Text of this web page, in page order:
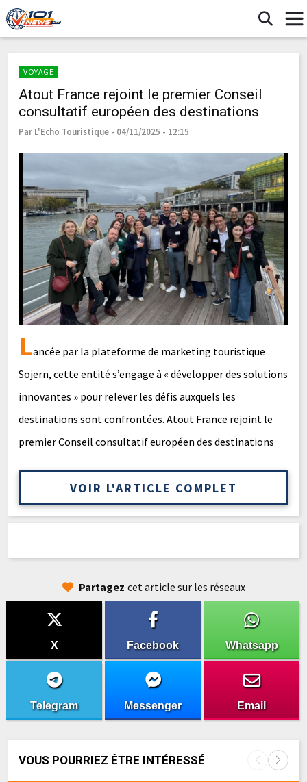
VOYAGE
Atout France rejoint le premier Conseil
consultatif européen des destinations
Par L'Echo Touristique - 04/11/2025 - 12:15
Lancée par la plateforme de marketing touristique
Sojern, cette entité s’engage à « développer des solutions
innovantes » pour relever les défis auxquels les
destinations sont confrontées. Atout France rejoint le
premier Conseil consultatif européen des destinations
VOIR L'ARTICLE COMPLET
Partagez cet article sur les réseaux
X Facebook Whatsapp
Telegram Messenger Email
VOUS POURRIEZ ÊTRE INTÉRESSÉ